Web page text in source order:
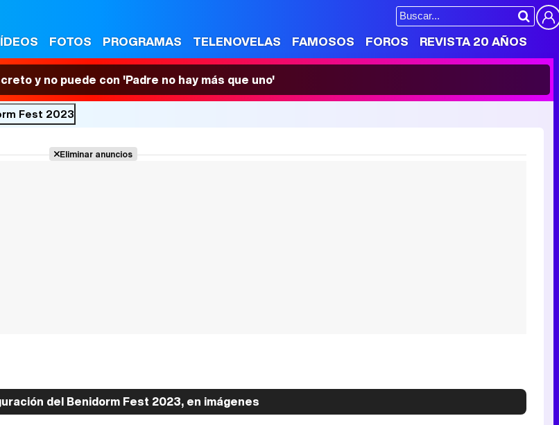
FOTOS PROGRAMAS TELENOVELAS FAMOSOS FOROS REVISTA 20 AÑOS
y no puede con 'Padre no hay más que uno'
Fest 2023
Eliminar anuncios
del Benidorm Fest 2023, en imágenes